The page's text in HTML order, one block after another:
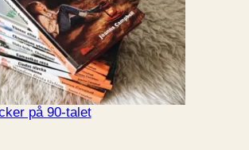
på 90-talet